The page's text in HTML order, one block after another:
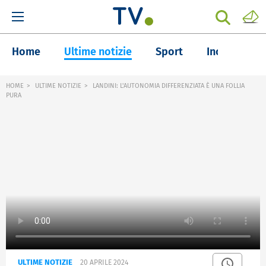
Home Ultime notizie Sport Inchieste
HOME ULTIME NOTIZIE
LANDINI: L'AUTONOMIA DIFFERENZIATA È UNA FOLLIA
PURA
ULTIME NOTIZIE 20 APRILE 2024